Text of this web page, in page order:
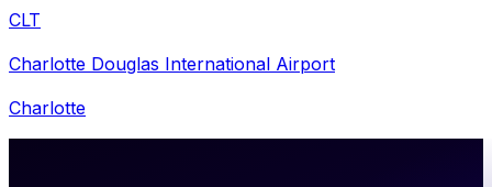
CLT
Charlotte Douglas International Airport
Charlotte